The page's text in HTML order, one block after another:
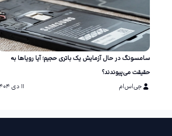
سامسونگ در حال آزمایش یک باتری حجیم؛ آیا رویاها به
حقیقت می‌پیوندند؟
جی‌اس‌ام
۱۱ دی ۱۴۰۴